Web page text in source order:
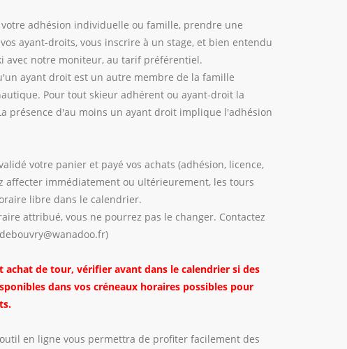
adhésion individuelle ou famille, prendre une
ayant-droits, vous inscrire à un stage, et bien entendu
avec notre moniteur, au tarif préférentiel.
ayant droit est un autre membre de la famille
Pour tout skieur adhérent ou ayant-droit la
présence d'au moins un ayant droit implique l'adhésion
votre panier et payé vos achats (adhésion, licence,
affecter immédiatement ou ultérieurement, les tours
libre dans le calendrier.
attribué, vous ne pourrez pas le changer. Contactez
achat de tour, vérifier avant dans le calendrier si des
dans vos créneaux horaires possibles pour
en ligne vous permettra de profiter facilement des